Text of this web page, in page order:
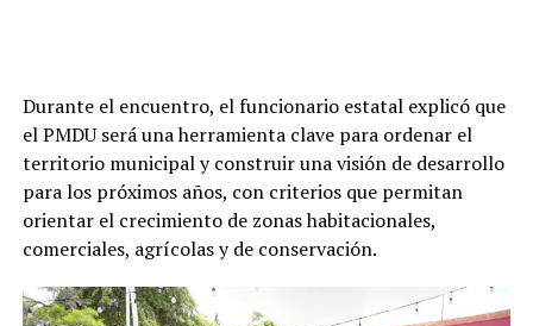
Durante el encuentro, el funcionario estatal explicó que
el PMDU será una herramienta clave para ordenar el
territorio municipal y construir una visión de desarrollo
para los próximos años, con criterios que permitan
orientar el crecimiento de zonas habitacionales,
comerciales, agrícolas y de conservación.